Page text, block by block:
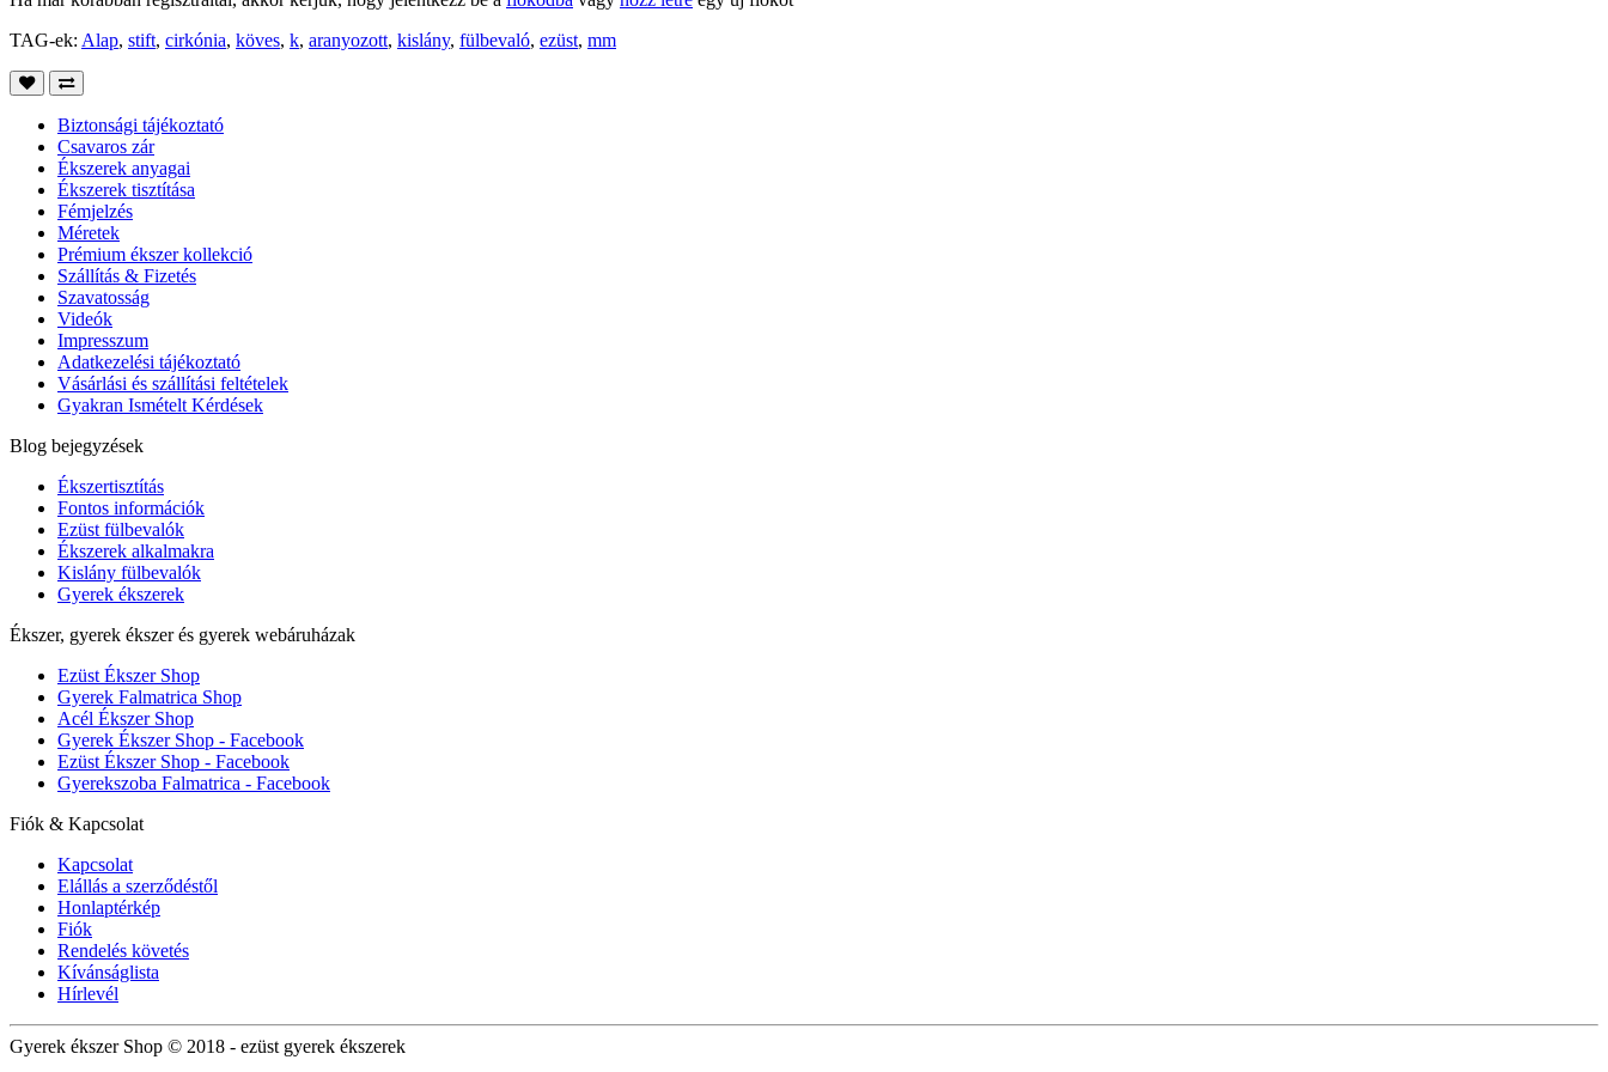
TAG-ek: Alap, stift, cirkónia, köves, k, aranyozott, kislány, fülbevaló, ezüst, mm
Biztonsági tájékoztató
Csavaros zár
Ékszerek anyagai
Ékszerek tisztítása
Fémjelzés
Méretek
Prémium ékszer kollekció
Szállítás & Fizetés
Szavatosság
Videók
Impresszum
Adatkezelési tájékoztató
Vásárlási és szállítási feltételek
Gyakran Ismételt Kérdések
Blog bejegyzések
Ékszertisztítás
Fontos információk
Ezüst fülbevalók
Ékszerek alkalmakra
Kislány fülbevalók
Gyerek ékszerek
Ékszer, gyerek ékszer és gyerek webáruházak
Ezüst Ékszer Shop
Gyerek Falmatrica Shop
Acél Ékszer Shop
Gyerek Ékszer Shop - Facebook
Ezüst Ékszer Shop - Facebook
Gyerekszoba Falmatrica - Facebook
Fiók & Kapcsolat
Kapcsolat
Elállás a szerződéstől
Honlaptérkép
Fiók
Rendelés követés
Kívánságlista
Hírlevél
Gyerek ékszer Shop © 2018 - ezüst gyerek ékszerek